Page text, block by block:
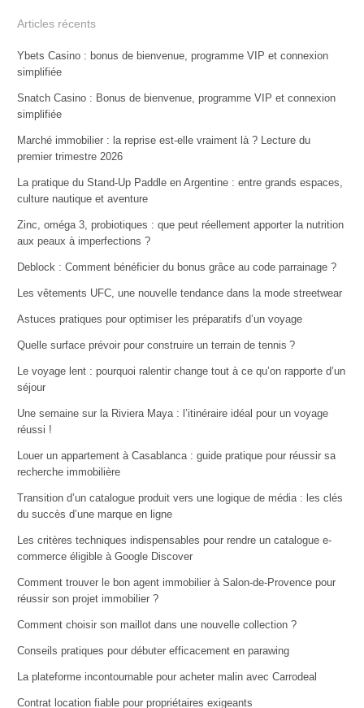
Articles récents
Ybets Casino : bonus de bienvenue, programme VIP et connexion
simplifiée
Snatch Casino : Bonus de bienvenue, programme VIP et connexion
simplifiée
Marché immobilier : la reprise est-elle vraiment là ? Lecture du
premier trimestre 2026
La pratique du Stand-Up Paddle en Argentine : entre grands espaces,
culture nautique et aventure
Zinc, oméga 3, probiotiques : que peut réellement apporter la nutrition
aux peaux à imperfections ?
Deblock : Comment bénéficier du bonus grâce au code parrainage ?
Les vêtements UFC, une nouvelle tendance dans la mode streetwear
Astuces pratiques pour optimiser les préparatifs d’un voyage
Quelle surface prévoir pour construire un terrain de tennis ?
Le voyage lent : pourquoi ralentir change tout à ce qu’on rapporte d’un
séjour
Une semaine sur la Riviera Maya : l’itinéraire idéal pour un voyage
réussi !
Louer un appartement à Casablanca : guide pratique pour réussir sa
recherche immobilière
Transition d’un catalogue produit vers une logique de média : les clés
du succès d’une marque en ligne
Les critères techniques indispensables pour rendre un catalogue e-
commerce éligible à Google Discover
Comment trouver le bon agent immobilier à Salon-de-Provence pour
réussir son projet immobilier ?
Comment choisir son maillot dans une nouvelle collection ?
Conseils pratiques pour débuter efficacement en parawing
La plateforme incontournable pour acheter malin avec Carrodeal
Contrat location fiable pour propriétaires exigeants